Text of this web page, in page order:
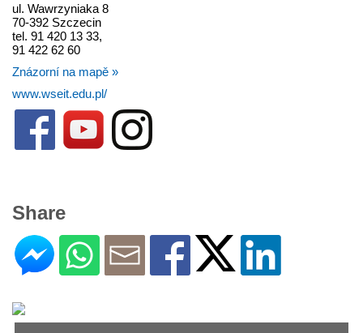
ul. Wawrzyniaka 8
70-392 Szczecin
tel. 91 420 13 33,
91 422 62 60
Znázorní na mapě »
www.wseit.edu.pl/
Share